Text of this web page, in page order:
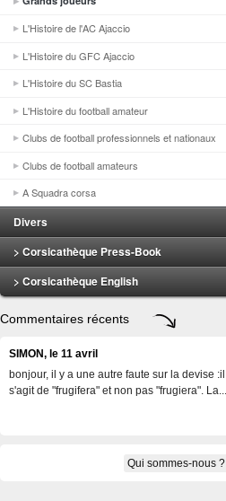
L'Histoire de l'AC Ajaccio
L'Histoire du GFC Ajaccio
L'Histoire du SC Bastia
L'Histoire du football amateur
Clubs de football professionnels et nationaux
Clubs de football amateurs
A Squadra corsa
Divers
> Corsicathèque Press-Book
> Corsicathèque English
Commentaires récents
SIMON, le 11 avril
bonjour, il y a une autre faute sur la devise :il
s'agit de "frugifera" et non pas "frugiera". La...
Qui sommes-nous ?